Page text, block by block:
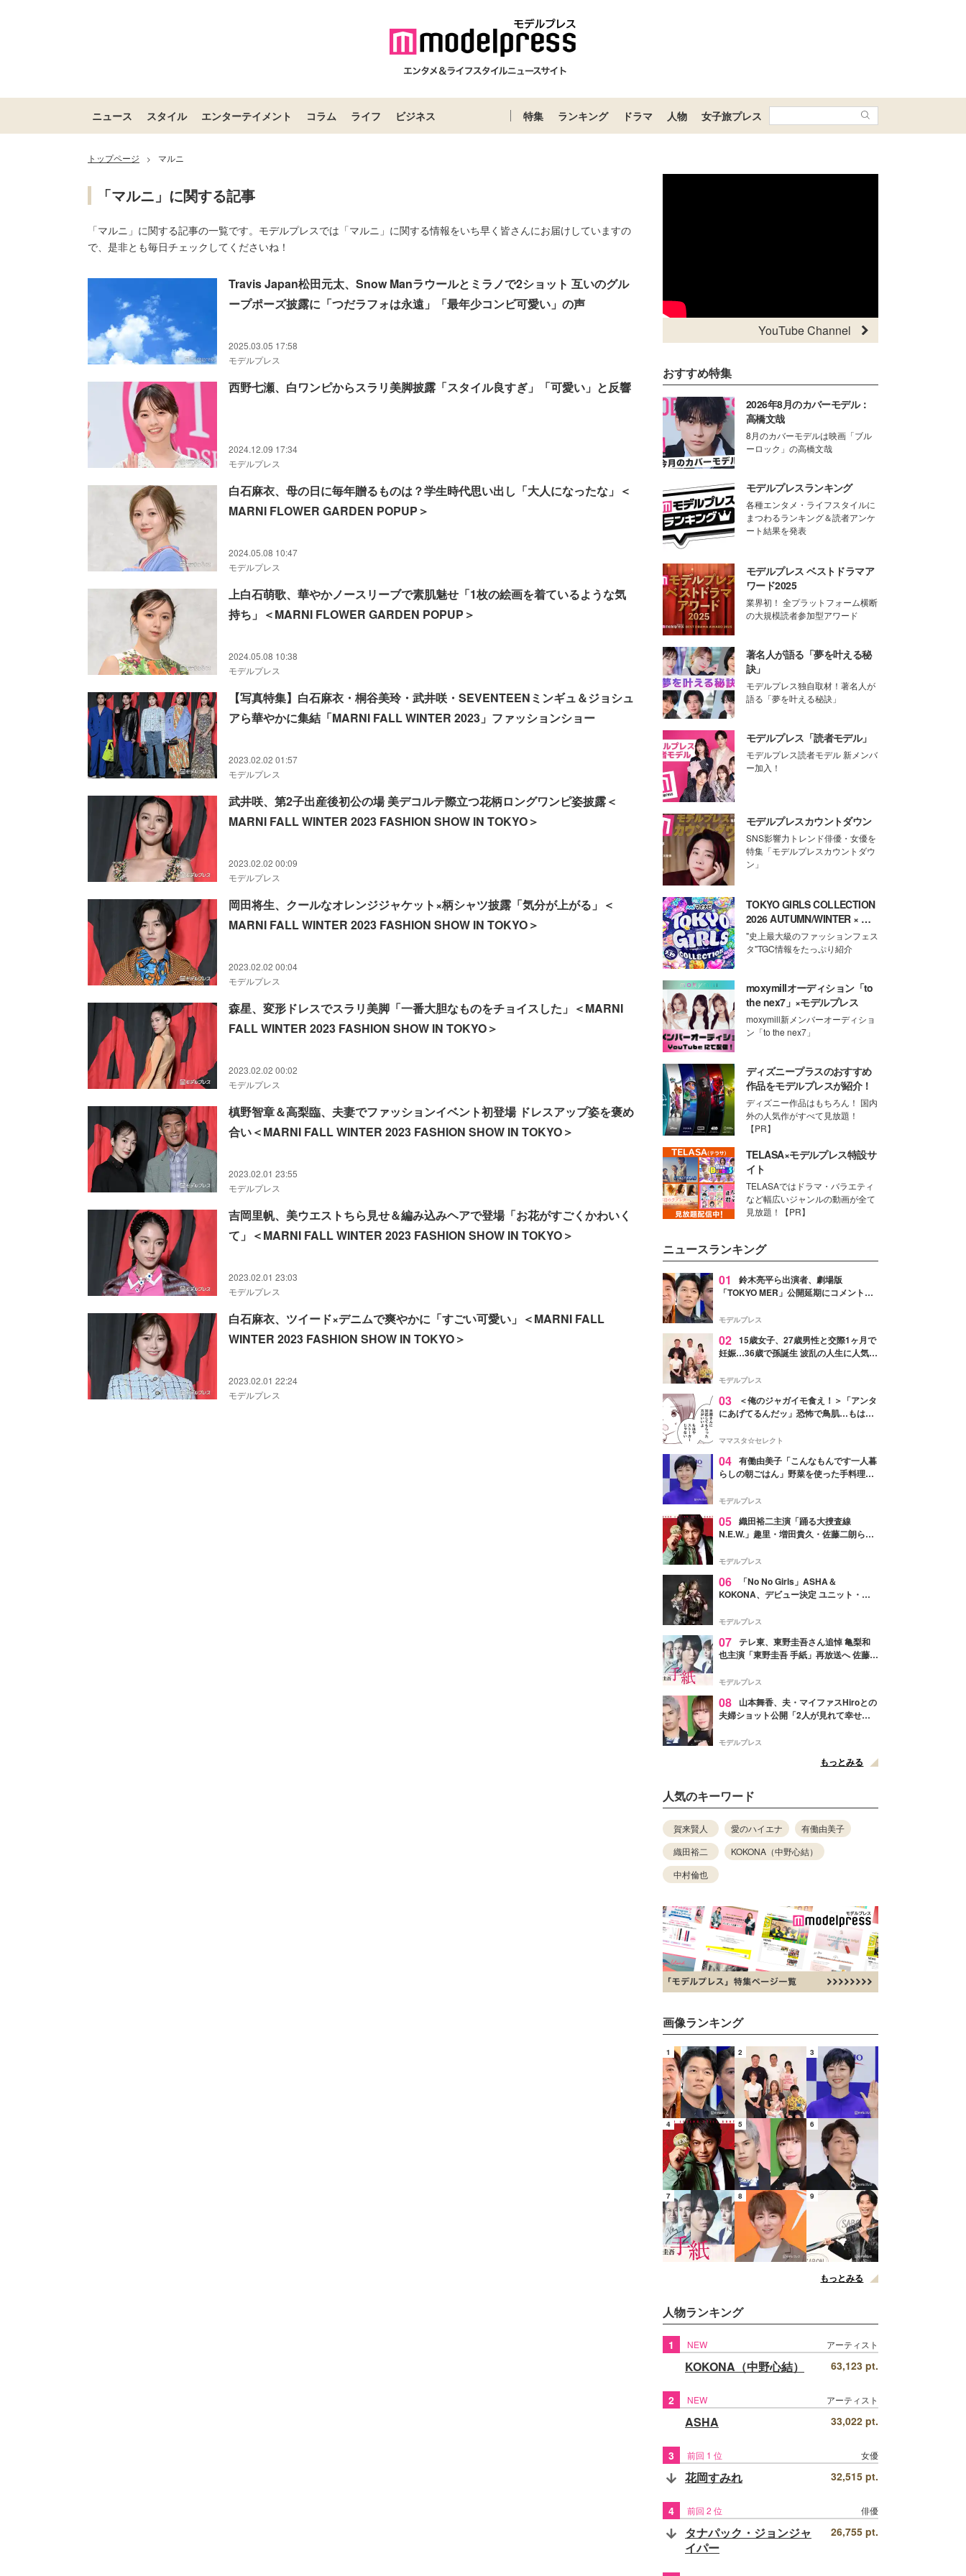
ニュース スタイル エンターテイメント コラム ライフ ビジネス 特集 ランキング ドラマ 人物 女子旅プレス
トップページ > マルニ
「マルニ」に関する記事
「マルニ」に関する記事の一覧です。モデルプレスでは「マルニ」に関する情報をいち早く皆さんにお届けしていますの
で、是非とも毎日チェックしてくださいね！
Travis Japan松田元太、Snow Manラウールとミラノで2ショット 互いのグル
ープポーズ披露に「つだラフォは永遠」「最年少コンビ可愛い」の声
2025.03.05 17:58
モデルプレス
西野七瀬、白ワンピからスラリ美脚披露「スタイル良すぎ」「可愛い」と反響
2024.12.09 17:34
モデルプレス
白石麻衣、母の日に毎年贈るものは？学生時代思い出し「大人になったな」＜
MARNI FLOWER GARDEN POPUP＞
2024.05.08 10:47
モデルプレス
上白石萌歌、華やかノースリーブで素肌魅せ「1枚の絵画を着ているような気
持ち」＜MARNI FLOWER GARDEN POPUP＞
2024.05.08 10:38
モデルプレス
【写真特集】白石麻衣・桐谷美玲・武井咲・SEVENTEENミンギュ＆ジョシュ
アら華やかに集結「MARNI FALL WINTER 2023」ファッションショー
2023.02.02 01:57
モデルプレス
武井咲、第2子出産後初公の場 美デコルテ際立つ花柄ロングワンピ姿披露＜
MARNI FALL WINTER 2023 FASHION SHOW IN TOKYO＞
2023.02.02 00:09
モデルプレス
岡田将生、クールなオレンジジャケット×柄シャツ披露「気分が上がる」＜
MARNI FALL WINTER 2023 FASHION SHOW IN TOKYO＞
2023.02.02 00:04
モデルプレス
森星、変形ドレスでスラリ美脚「一番大胆なものをチョイスした」＜MARNI
FALL WINTER 2023 FASHION SHOW IN TOKYO＞
2023.02.02 00:02
モデルプレス
槙野智章＆高梨臨、夫妻でファッションイベント初登場 ドレスアップ姿を褒め
合い＜MARNI FALL WINTER 2023 FASHION SHOW IN TOKYO＞
2023.02.01 23:55
モデルプレス
吉岡里帆、美ウエストちら見せ＆編み込みヘアで登場「お花がすごくかわいく
て」＜MARNI FALL WINTER 2023 FASHION SHOW IN TOKYO＞
2023.02.01 23:03
モデルプレス
白石麻衣、ツイード×デニムで爽やかに「すごい可愛い」＜MARNI FALL
WINTER 2023 FASHION SHOW IN TOKYO＞
2023.02.01 22:24
モデルプレス
YouTube Channel
おすすめ特集
2026年8月のカバーモデル：
高橋文哉
8月のカバーモデルは映画「ブル
ーロック」の高橋文哉
モデルプレスランキング
各種エンタメ・ライフスタイルに
まつわるランキング＆読者アンケ
ート結果を発表
モデルプレス ベストドラマア
ワード2025
業界初！ 全プラットフォーム横断
の大規模読者参加型アワード
著名人が語る「夢を叶える秘
訣」
モデルプレス独自取材！著名人が
語る「夢を叶える秘訣」
モデルプレス「読者モデル」
モデルプレス読者モデル 新メンバ
ー加入！
モデルプレスカウントダウン
SNS影響力トレンド俳優・女優を
特集「モデルプレスカウントダウ
ン」
TOKYO GIRLS COLLECTION
2026 AUTUMN/WINTER × モ
デルプレス
"史上最大級のファッションフェス
タ"TGC情報をたっぷり紹介
moxymillオーディション「to
the nex7」×モデルプレス
moxymill新メンバーオーディショ
ン「to the nex7」
ディズニープラスのおすすめ
作品をモデルプレスが紹介！
ディズニー作品はもちろん！ 国内
外の人気作がすべて見放題！
【PR】
TELASA×モデルプレス特設サ
イト
TELASAではドラマ・バラエティ
など幅広いジャンルの動画が全て
見放題！【PR】
ニュースランキング
01
鈴木亮平ら出演者、劇場版
「TOKYO MER」公開延期にコメント
最大の敬意とエールを」
モデルプレス
02 15歳女子、27歳男性と交際1ヶ月で
妊娠…36歳で孫誕生 波乱の人生に人気タ
よ！」
モデルプレス
03
＜俺のジャガイモ食え！＞「アンタ
にあげてるんだッ」恐怖で鳥肌…もはや
ママスタ☆セレクト
04 有働由美子「こんなもんです一人暮
らしの朝ごはん」野菜を使った手料理公
そう」と反響
モデルプレス
05 織田裕二主演「踊る大捜査線
N.E.W.」趣里・増田貴久・佐藤二朗ら新
徴する“謎のキーワード”も
モデルプレス
06
「No No Girls」ASHA＆
KOKONA、デビュー決定 ユニット・
リリースへ
モデルプレス
07 テレ東、東野圭吾さん追悼 亀梨和
也主演「東野圭吾 手紙」再放送へ 佐藤隆
モデルプレス
08
山本舞香、夫・マイファスHiroとの
夫婦ショット公開「2人が見れて幸せ」
モデルプレス
もっとみる
人気のキーワード
賀来賢人 愛のハイエナ
有働由美子
織田裕二
KOKONA（中野心結）
中村倫也
画像ランキング
1 2 3
4 5 6
7 8 9
もっとみる
人物ランキング
1 NEW アーティスト
KOKONA（中野心結） 63,123 pt.
2 NEW アーティスト
ASHA 33,022 pt.
3 前回 1 位 女優
花岡すみれ 32,515 pt.
4 前回 2 位 俳優
タナパック・ジョンジャ
イパー
26,755 pt.